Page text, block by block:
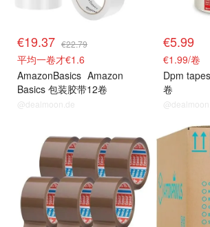
€19.37 €22.79
平均一卷才€1.6
AmazonBasics Amazon
Basics 包装胶带12卷
@dealmoon.de
€5.99
€1.99/卷
Dpm
卷